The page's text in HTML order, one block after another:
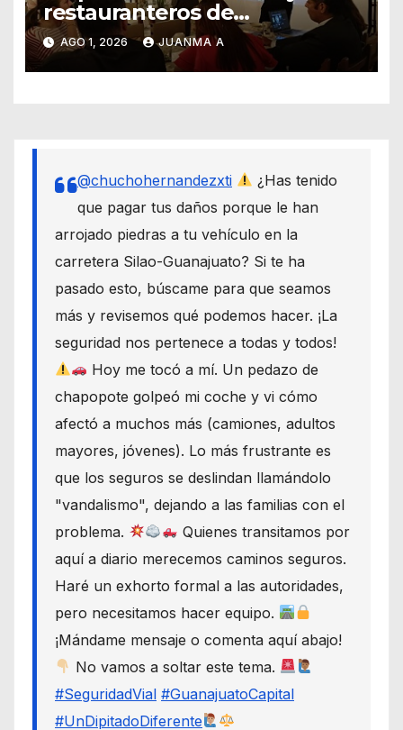
restauranteros de
Guanajuato buscan frenar
intentos de extorsión
AGO 1, 2026 JUANMA A
@chuchohernandezxti
¿Has tenido
que pagar tus daños porque le han
arrojado piedras a tu vehículo en la
carretera Silao-Guanajuato? Si te ha
pasado esto, búscame para que seamos
más y revisemos qué podemos hacer. ¡La
seguridad nos pertenece a todas y todos!
Hoy me tocó a mí. Un pedazo de
chapopote golpeó mi coche y vi cómo
afectó a muchos más (camiones, adultos
mayores, jóvenes). Lo más frustrante es
que los seguros se deslindan llamándolo
"vandalismo", dejando a las familias con el
problema.
Quienes transitamos por
aquí a diario merecemos caminos seguros.
Haré un exhorto formal a las autoridades,
pero necesitamos hacer equipo.
¡Mándame mensaje o comenta aquí abajo!
No vamos a soltar este tema.
#SeguridadVial #GuanajuatoCapital
#UnDipitadoDiferente